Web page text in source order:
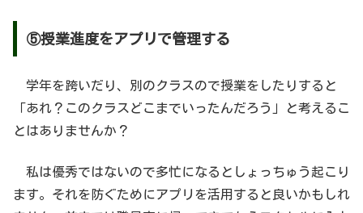
⑤授業進度をアプリで管理する
学年を跨いだり、別のクラスので授業をしたりすると
「あれ？このクラスどこまでいったんだろう」と考えるこ
とはありませんか？
私は優秀ではないので多忙になるとしょっちゅう起こり
ます。それを防ぐためにアプリを活用すると良いかもしれ